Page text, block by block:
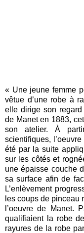
« Une jeune femme
vêtue d’une robe à
elle dirige son
de Manet en 1883,
son atelier. À
scientifiques,
été par la suite
sur les côtés et
une épaisse couche
sa surface afin de
L’enlèvement
les coups de pinceau
l’oeuvre de Manet.
qualifiaient la robe
rayures de la robe